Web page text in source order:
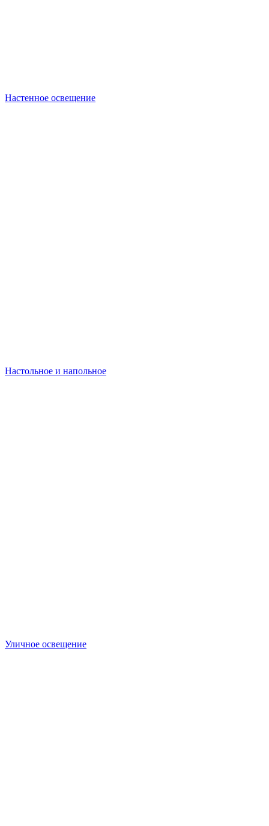
Настенное освещение
Настольное и напольное
Уличное освещение